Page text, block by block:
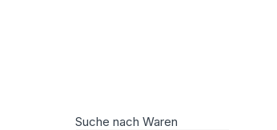
Suche nach Waren